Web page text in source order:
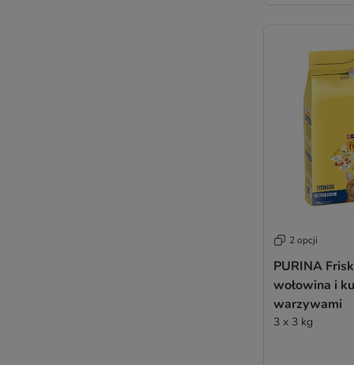
2 opcji
PURINA
wołowina i
warzywami
3 x 3 kg